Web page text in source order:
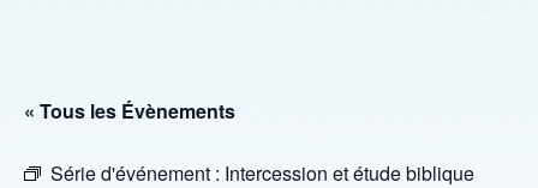
« Tous les Évènements
Série d'événement : Intercession et étude biblique